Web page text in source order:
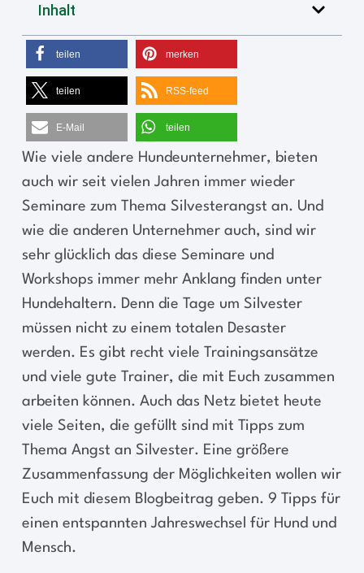
Inhalt
teilen merken
teilen RSS-feed
E-Mail teilen
Wie viele andere Hundeunternehmer, bieten
auch wir seit vielen Jahren immer wieder
Seminare zum Thema Silvesterangst an. Und
wie die anderen Unternehmer auch, sind wir
sehr glücklich das diese Seminare und
Workshops immer mehr Anklang finden unter
Hundehaltern. Denn die Tage um Silvester
müssen nicht zu einem totalen Desaster
werden. Es gibt recht viele Trainingsansätze
und viele gute Trainer, die mit Euch zusammen
arbeiten können. Auch das Netz bietet heute
viele Seiten, die gefüllt sind mit Tipps zum
Thema Angst an Silvester. Eine größere
Zusammenfassung der Möglichkeiten wollen wir
Euch mit diesem Blogbeitrag geben. 9 Tipps für
einen entspannten Jahreswechsel für Hund und
Mensch.